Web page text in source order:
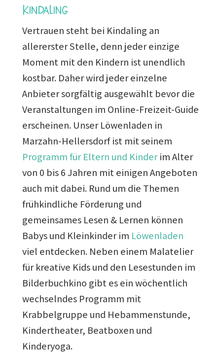
Kindaling
Vertrauen steht bei Kindaling an
allererster Stelle, denn jeder einzige
Moment mit den Kindern ist unendlich
kostbar. Daher wird jeder einzelne
Anbieter sorgfältig ausgewählt bevor die
Veranstaltungen im Online-Freizeit-Guide
erscheinen. Unser Löwenladen in
Marzahn-Hellersdorf ist mit seinem
Programm für Eltern und Kinderim Alter
von 0 bis 6 Jahren mit einigen Angeboten
auch mit dabei. Rund um die Themen
frühkindliche Förderung und
gemeinsames Lesen & Lernen können
Babys und Kleinkinder im Löwenladen
viel entdecken. Neben einem Malatelier
für kreative Kids und den Lesestunden im
Bilderbuchkino gibt es ein wöchentlich
wechselndes Programm mit
Krabbelgruppe und Hebammenstunde,
Kindertheater, Beatboxen und
Kinderyoga.